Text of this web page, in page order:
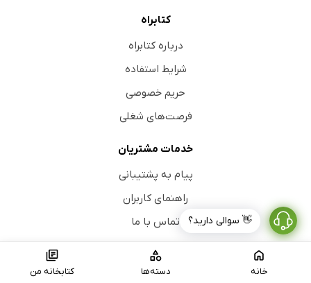
خانه دسته‌ها کتابخانه من
👋 سوالی دارید؟
کتابراه
درباره کتابراه
شرایط استفاده
حریم خصوصی
فرصت‌های شغلی
خدمات مشتریان
پیام به پشتیبانی
راهنمای کاربران
تماس با ما
ناشران